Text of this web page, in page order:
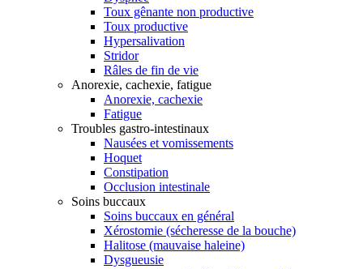
Toux gênante non productive
Toux productive
Hypersalivation
Stridor
Râles de fin de vie
Anorexie, cachexie, fatigue
Anorexie, cachexie
Fatigue
Troubles gastro-intestinaux
Nausées et vomissements
Hoquet
Constipation
Occlusion intestinale
Soins buccaux
Soins buccaux en général
Xérostomie (sécheresse de la bouche)
Halitose (mauvaise haleine)
Dysgueusie